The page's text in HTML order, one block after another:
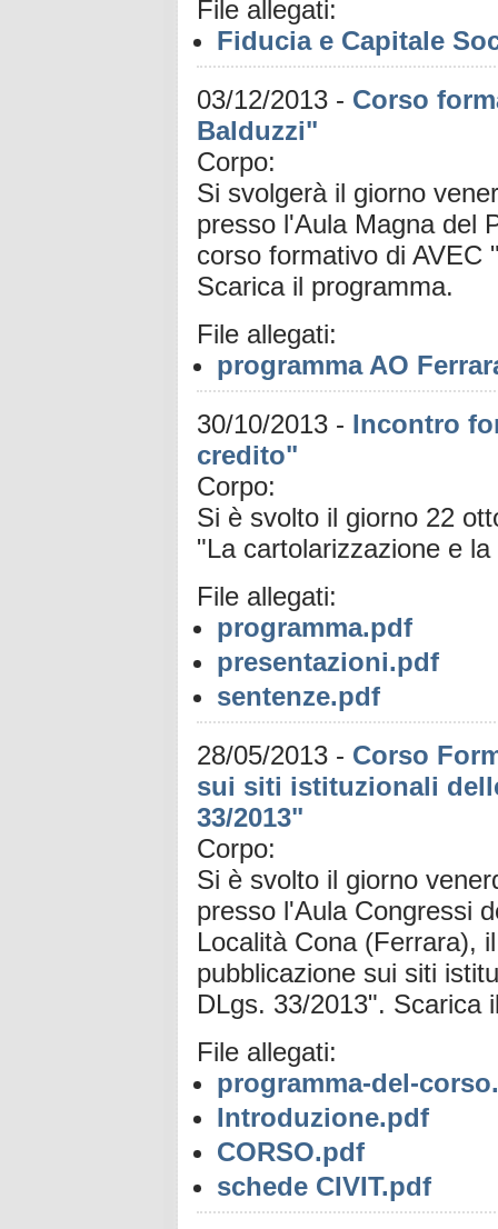
File allegati:
Fiducia e Capitale
03/12/2013 - Corso
Balduzzi"
Corpo:
Si svolgerà il giorno
presso l'Aula Magna del
corso formativo di AVEC
Scarica il programma.
File allegati:
programma AO
30/10/2013 - Incontro
credito"
Corpo:
Si è svolto il giorno 22
"La cartolarizzazione e
File allegati:
programma.pdf
presentazioni.pdf
sentenze.pdf
28/05/2013 - Corso
sui siti istituzionali
33/2013"
Corpo:
Si è svolto il giorno
presso l'Aula Congressi
Località Cona (Ferrara),
pubblicazione sui siti
DLgs. 33/2013". Scarica
File allegati:
programma-del-
Introduzione.pdf
CORSO.pdf
schede CIVIT.pdf